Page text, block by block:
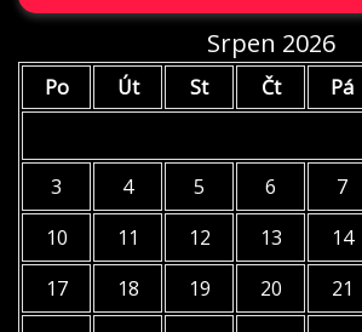
Srpen 2026
Po Út St Čt Pá
3
4 5 6 7
10
11 12 13 14
17
18 19 20 21